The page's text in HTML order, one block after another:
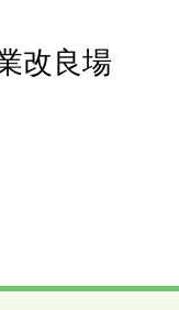
改良場